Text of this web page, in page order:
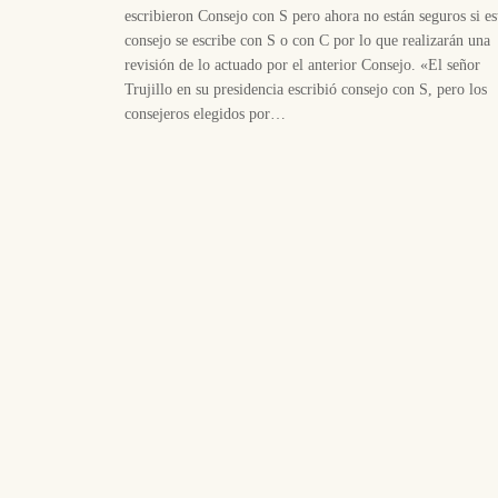
escribieron Consejo con S pero ahora no están seguros si
consejo se escribe con S o con C por lo que realizarán una
revisión de lo actuado por el anterior Consejo. «El señor
Trujillo en su presidencia escribió consejo con S, pero los
consejeros elegidos por…